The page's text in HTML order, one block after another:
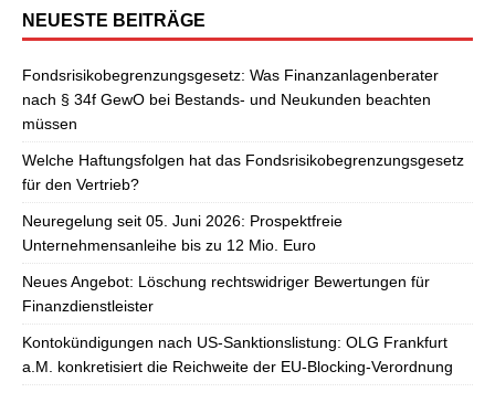
NEUESTE BEITRÄGE
Fondsrisikobegrenzungsgesetz: Was Finanzanlagenberater
nach § 34f GewO bei Bestands- und Neukunden beachten
müssen
Welche Haftungsfolgen hat das Fondsrisikobegrenzungsgesetz
für den Vertrieb?
Neuregelung seit 05. Juni 2026: Prospektfreie
Unternehmensanleihe bis zu 12 Mio. Euro
Neues Angebot: Löschung rechtswidriger Bewertungen für
Finanzdienstleister
Kontokündigungen nach US-Sanktionslistung: OLG Frankfurt
a.M. konkretisiert die Reichweite der EU-Blocking-Verordnung